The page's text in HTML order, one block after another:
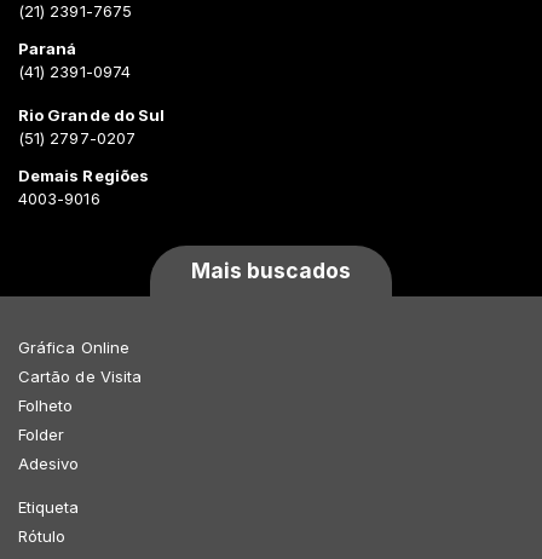
(21) 2391-7675
Paraná
(41) 2391-0974
Rio Grande do Sul
(51) 2797-0207
Demais Regiões
4003-9016
Mais buscados
Gráfica Online
Cartão de Visita
Folheto
Folder
Adesivo
Etiqueta
Rótulo